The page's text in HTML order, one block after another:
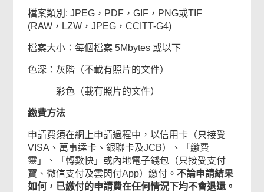
檔案類別: JPEG，PDF，GIF，PNG或TIF
(RAW，LZW，JPEG，CCITT-G4)
檔案大小：每個檔案 5Mbytes 或以下
色深：灰階（不載有照片的文件）
彩色（載有照片的文件）
繳費方法
申請費須在網上申請過程中，以信用卡（只接受
VISA、萬事達卡、銀聯卡及JCB）、「繳費
靈」、「轉數快」或內地電子錢包（只接受支付
寶、微信支付及雲閃付App）繳付。不論申請結果
如何，已繳付的申請費在任何情況下均不會退還。